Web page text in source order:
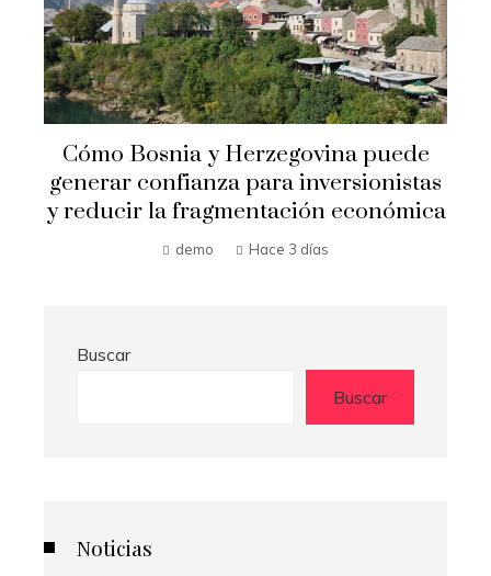
Crisis financieras que impulsaron la
creación de mecanismos de
supervisión bancaria
Hilda Loaiza Hace 3 días
Buscar
Buscar
Noticias